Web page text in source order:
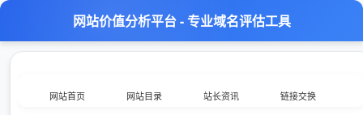
网站价值分析平台 - 专业域名评估工具
网站首页 网站目录 站长资讯 链接交换